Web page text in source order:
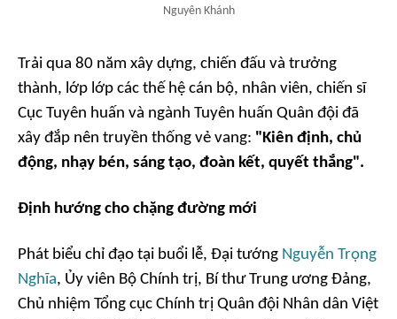
Nguyên Khánh
Trải qua 80 năm xây dựng, chiến đấu và trưởng
thành, lớp lớp các thế hệ cán bộ, nhân viên, chiến sĩ
Cục Tuyên huấn và ngành Tuyên huấn Quân đội đã
xây đắp nên truyền thống vẻ vang: "Kiên định, chủ
động, nhạy bén, sáng tạo, đoàn kết, quyết thắng".
Định hướng cho chặng đường mới
Phát biểu chỉ đạo tại buổi lễ, Đại tướng Nguyễn Trọng
Nghĩa, Ủy viên Bộ Chính trị, Bí thư Trung ương Đảng,
Chủ nhiệm Tổng cục Chính trị Quân đội Nhân dân Việt